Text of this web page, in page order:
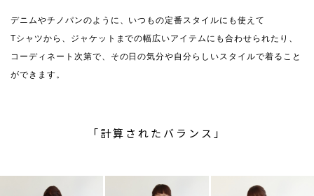
デニムやチノパンのように、いつもの定番スタイルにも使えて
Tシャツから、ジャケットまでの幅広いアイテムにも合わせられたり、
コーディネート次第で、その日の気分や自分らしいスタイルで着ること
ができます。
「計算されたバランス」